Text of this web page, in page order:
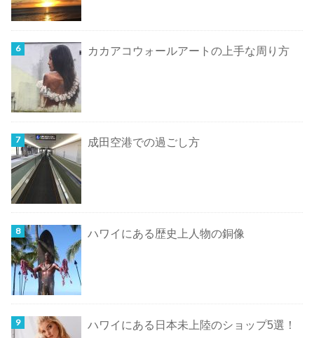
カカアコウォールアートの上手な周り方
成田空港での過ごし方
ハワイにある歴史上人物の銅像
ハワイにある日本未上陸のショップ5選！